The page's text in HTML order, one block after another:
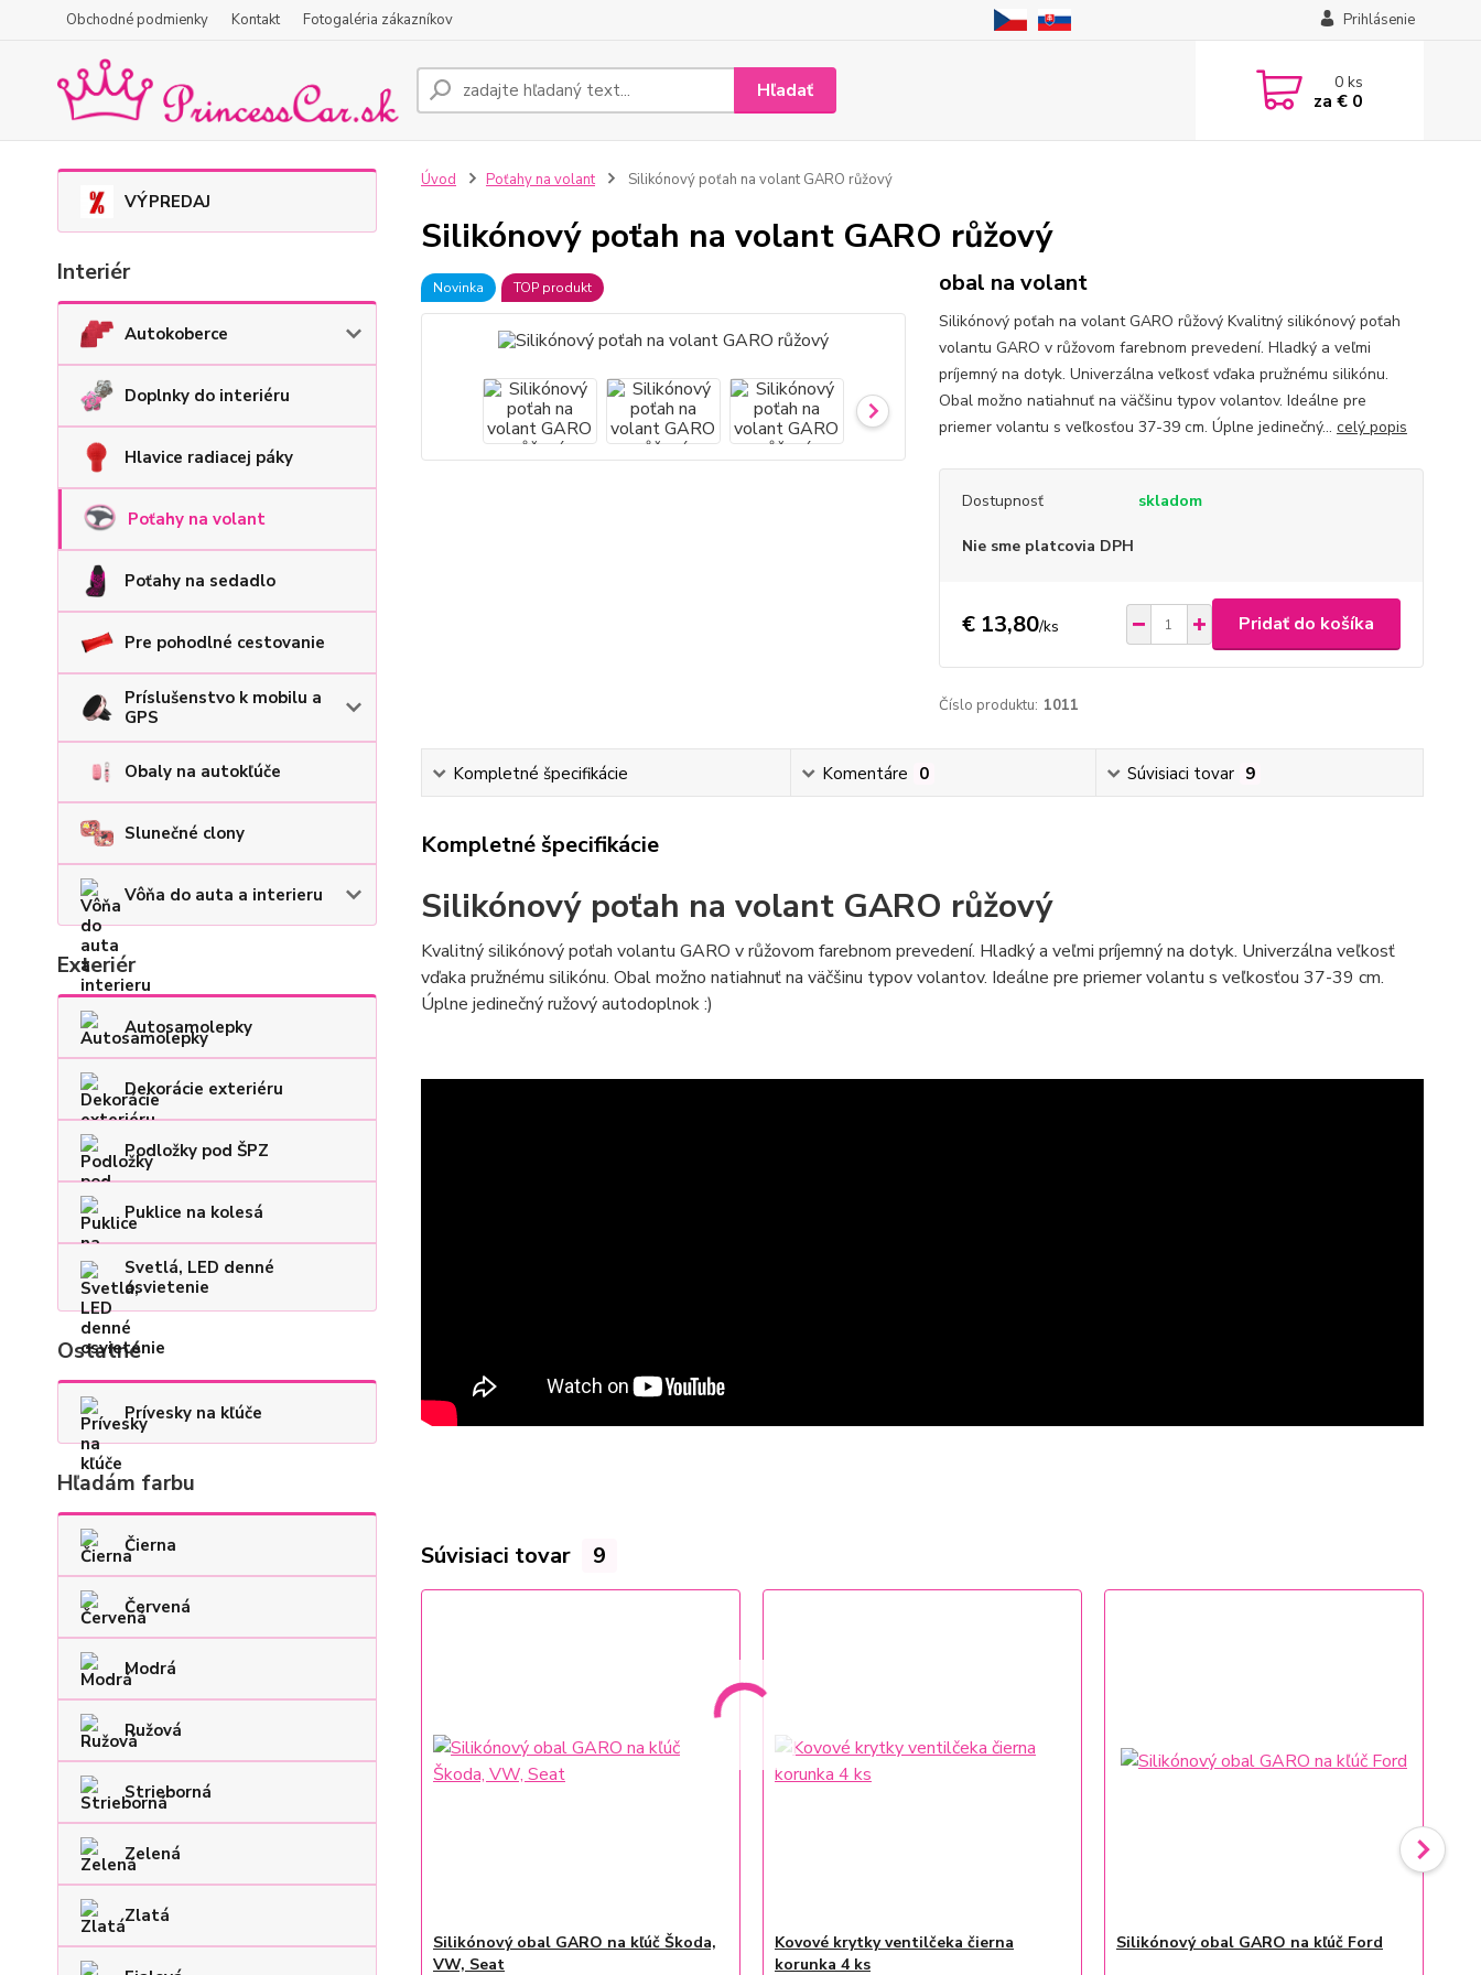
Obchodné podmienky Kontakt Fotogaléria zákazníkov Prihlásenie
Hľadať 0ks
za € 0
VÝPREDAJ
Interiér
Autokoberce
Doplnky do interiéru
Hlavice radiacej páky
Poťahy na volant
Poťahy na sedadlo
Pre pohodlné cestovanie
Príslušenstvo k mobilu a
GPS
Obaly na autokľúče
Slunečné clony
Vôňa do auta a interieru
Exteriér
Autosamolepky
Dekorácie exteriéru
Podložky pod ŠPZ
Puklice na kolesá
Svetlá, LED denné
osvietenie
Ostatné
Prívesky na kľúče
Hľadám farbu
Čierna
Červená
Modrá
Ružová
Strieborná
Zelená
Zlatá
Úvod Poťahy na volant Silikónový poťah na volant GARO růžový
Silikónový poťah na volant GARO růžový
Novinka TOP produkt obal na volant
Silikónový poťah na volant GARO růžový Kvalitný silikónový poťah
volantu GARO v růžovom farebnom prevedení. Hladký a veľmi
príjemný na dotyk. Univerzálna veľkosť vďaka pružnému silikónu.
Obal možno natiahnuť na väčšinu typov volantov. Ideálne pre
priemer volantu s veľkosťou 37-39 cm. Úplne jedinečný... celý popis
Dostupnosť skladom
Nie sme platcovia DPH
€ 13,80/ks Pridať do košíka
Číslo produktu: 1011
Kompletné špecifikácie Komentáre 0 Súvisiaci tovar 9
Kompletné špecifikácie
Silikónovýpoťah na volant GARO růžový
Kvalitný silikónový poťah volantu GARO v růžovom farebnom prevedení. Hladký a veľmi príjemný na dotyk. Univerzálna veľkosť
vďaka pružnému silikónu. Obal možno natiahnuť na väčšinu typov volantov. Ideálne pre priemer volantu s veľkosťou 37-39 cm.
Úplne jedinečný ružový autodoplnok :)
Súvisiaci tovar 9
Silikónový obal GARO na kľúč Škoda,
VW, Seat
Kovové krytky ventilčeka čierna
korunka 4 ks
Silikónový obal GARO na kľúč Ford